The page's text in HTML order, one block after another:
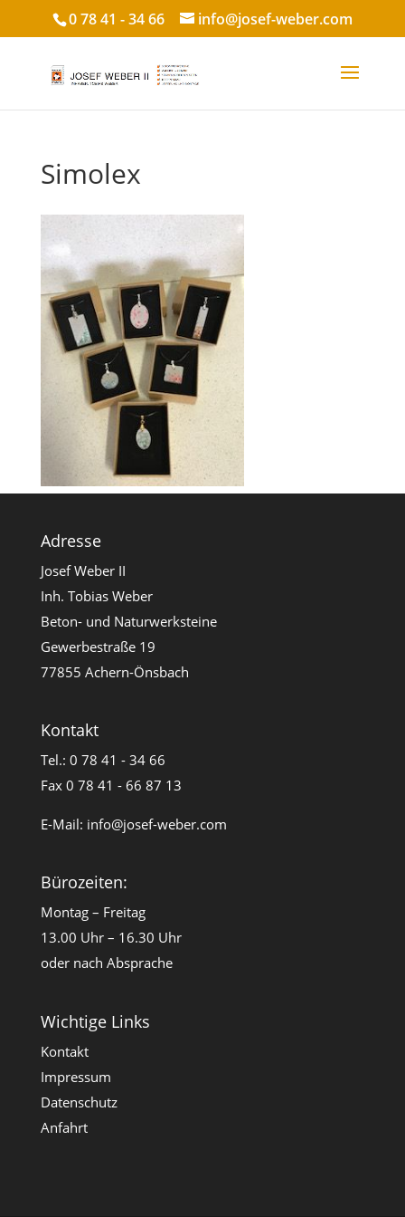
0 78 41 - 34 66 info@josef-weber.com
Simolex
Adresse
Josef Weber II
Inh. Tobias Weber
Beton- und Naturwerksteine
Gewerbestraße 19
77855 Achern-Önsbach
Kontakt
Tel.: 0 78 41 - 34 66
Fax 0 78 41 - 66 87 13
E-Mail: info@josef-weber.com
Bürozeiten:
Montag – Freitag
13.00 Uhr – 16.30 Uhr
oder nach Absprache
Wichtige Links
Kontakt
Impressum
Datenschutz
Anfahrt